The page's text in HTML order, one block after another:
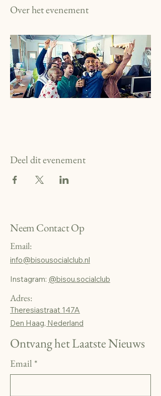
Over het evenement
Deel dit evenement
Neem Contact Op
Email:
info@bisousocialclub.nl
Instagram: @bisou.socialclub
Adres:
Theresiastraat 147A
Den Haag, Nederland
Ontvang het Laatste Nieuws
Email *